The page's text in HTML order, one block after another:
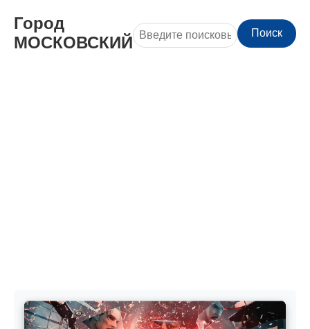
Город
МОСКОВСКИЙ
Поиск